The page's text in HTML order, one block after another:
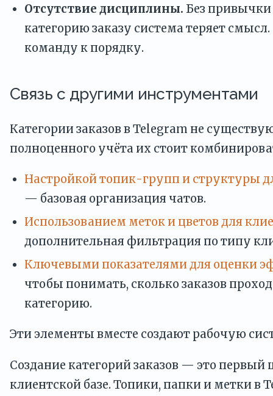
Отсутствие дисциплины. Без привычки
категорию заказу система теряет
команду к порядку.
Связь с другими инструментами
Категории заказов в Telegram не
полноценного учёта их стоит
Настройкой топик-групп и структуры
— базовая организация чатов.
Использованием меток и цветов для
дополнительная фильтрация по типу
Ключевыми показателями для оценки
чтобы понимать, сколько заказов
категорию.
Эти элементы вместе создают рабочую
Создание категорий заказов — это первый
клиентской базе. Топики, папки и метки в